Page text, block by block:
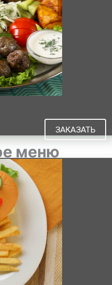
ЗАКАЗАТЬ
меню